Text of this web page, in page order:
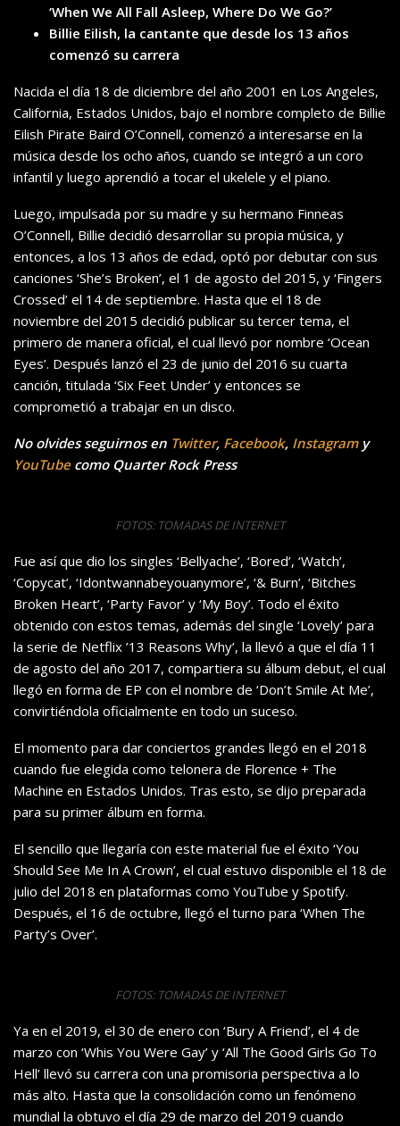
‘When We All Fall Asleep, Where Do We Go?’
Billie Eilish, la cantante que desde los 13 años
comenzó su carrera
Nacida el día 18 de diciembre del año 2001 en Los Angeles,
California, Estados Unidos, bajo el nombre completo de Billie
Eilish Pirate Baird O’Connell, comenzó a interesarse en la
música desde los ocho años, cuando se integró a un coro
infantil y luego aprendió a tocar el ukelele y el piano.
Luego, impulsada por su madre y su hermano Finneas
O’Connell, Billie decidió desarrollar su propia música, y
entonces, a los 13 años de edad, optó por debutar con sus
canciones ‘She’s Broken’, el 1 de agosto del 2015, y ‘Fingers
Crossed’ el 14 de septiembre. Hasta que el 18 de
noviembre del 2015 decidió publicar su tercer tema, el
primero de manera oficial, el cual llevó por nombre ‘Ocean
Eyes’. Después lanzó el 23 de junio del 2016 su cuarta
canción, titulada ‘Six Feet Under’ y entonces se
comprometió a trabajar en un disco.
No olvides seguirnos en Twitter, Facebook, Instagramy
YouTubecomo Quarter Rock Press
FOTOS: TOMADAS DE INTERNET
Fue así que dio los singles ‘Bellyache’, ‘Bored’, ‘Watch’,
‘Copycat’, ‘Idontwannabeyouanymore’, ‘& Burn’, ‘Bitches
Broken Heart’, ‘Party Favor’ y ‘My Boy’. Todo el éxito
obtenido con estos temas, además del single ‘Lovely’ para
la serie de Netflix ’13 Reasons Why’, la llevó a que el día 11
de agosto del año 2017, compartiera su álbum debut, el cual
llegó en forma de EP con el nombre de ‘Don’t Smile At Me’,
convirtiéndola oficialmente en todo un suceso.
El momento para dar conciertos grandes llegó en el 2018
cuando fue elegida como telonera de Florence + The
Machine en Estados Unidos. Tras esto, se dijo preparada
para su primer álbum en forma.
El sencillo que llegaría con este material fue el éxito ‘You
Should See Me In A Crown’, el cual estuvo disponible el 18 de
julio del 2018 en plataformas como YouTube y Spotify.
Después, el 16 de octubre, llegó el turno para ‘When The
Party’s Over’.
FOTOS: TOMADAS DE INTERNET
Ya en el 2019, el 30 de enero con ‘Bury A Friend’, el 4 de
marzo con ‘Whis You Were Gay’ y ‘All The Good Girls Go To
Hell’ llevó su carrera con una promisoria perspectiva a lo
más alto. Hasta que la consolidación como un fenómeno
mundial la obtuvo el día 29 de marzo del 2019 cuando